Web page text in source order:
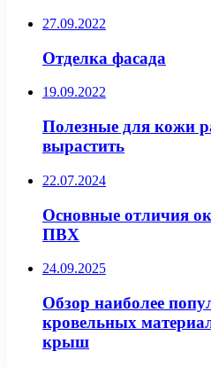
27.09.2022
Отделка фасада
19.09.2022
Полезные для кожи
вырастить
22.07.2024
Основные отличия
ПВХ
24.09.2025
Обзор наиболее
кровельных
крыш